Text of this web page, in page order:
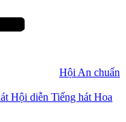
Hội An chuẩn
Hội diễn Tiếng hát Hoa